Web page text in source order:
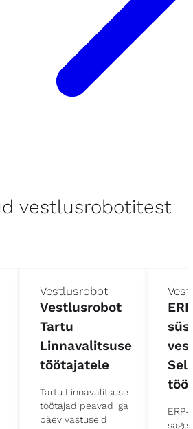
vestlusrobotitest
Vestlusrobot
Vestlusrobot
Tartu
Linnavalitsuse
töötajatele
Tartu Linnavalitsuse
töötajad peavad iga
päev vastuseid